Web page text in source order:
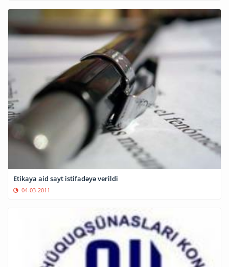
Etikaya aid sayt istifadəyə verildi
04-03-2011